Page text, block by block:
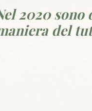
2020 sono
del